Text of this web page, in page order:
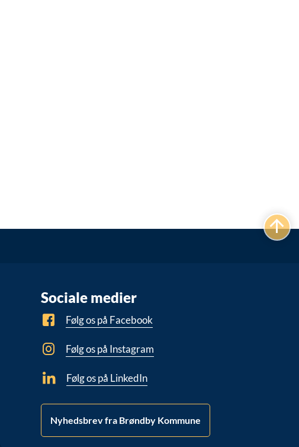
Sociale medier
Følg os på Facebook
Følg os på Instagram
Følg os på LinkedIn
Nyhedsbrev fra Brøndby Kommune